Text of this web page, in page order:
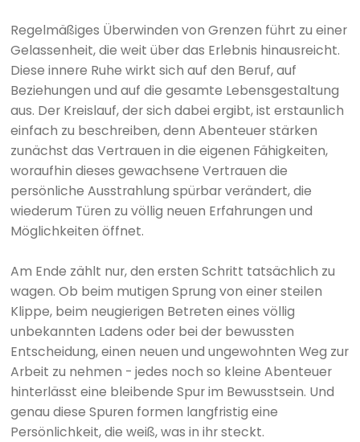
Regelmäßiges Überwinden von Grenzen führt zu einer
Gelassenheit, die weit über das Erlebnis hinausreicht.
Diese innere Ruhe wirkt sich auf den Beruf, auf
Beziehungen und auf die gesamte Lebensgestaltung
aus. Der Kreislauf, der sich dabei ergibt, ist erstaunlich
einfach zu beschreiben, denn Abenteuer stärken
zunächst das Vertrauen in die eigenen Fähigkeiten,
woraufhin dieses gewachsene Vertrauen die
persönliche Ausstrahlung spürbar verändert, die
wiederum Türen zu völlig neuen Erfahrungen und
Möglichkeiten öffnet.
Am Ende zählt nur, den ersten Schritt tatsächlich zu
wagen. Ob beim mutigen Sprung von einer steilen
Klippe, beim neugierigen Betreten eines völlig
unbekannten Ladens oder bei der bewussten
Entscheidung, einen neuen und ungewohnten Weg zur
Arbeit zu nehmen - jedes noch so kleine Abenteuer
hinterlässt eine bleibende Spur im Bewusstsein. Und
genau diese Spuren formen langfristig eine
Persönlichkeit, die weiß, was in ihr steckt.